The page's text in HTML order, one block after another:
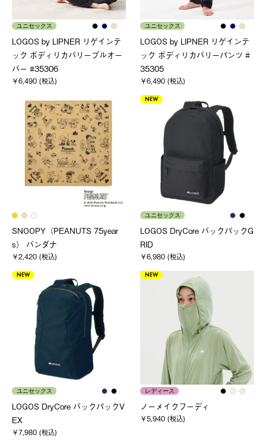
ユニセックス
LOGOS by LIPNER リゲインテ
ック ボディリカバリープルオー
バー #35306
￥6,490 (税込)
ユニセックス
LOGOS by LIPNER リゲインテ
ック ボディリカバリーパンツ #
35305
￥6,490 (税込)
SNOOPY（PEANUTS 75year
s） バンダナ
￥2,420 (税込)
NEW
ユニセックス
LOGOS DryCore バックパックG
RID
￥6,980 (税込)
NEW
ユニセックス
LOGOS DryCore バックパックV
EX
￥7,980 (税込)
NEW
レディース
ノーメイクフーディ
￥5,940 (税込)